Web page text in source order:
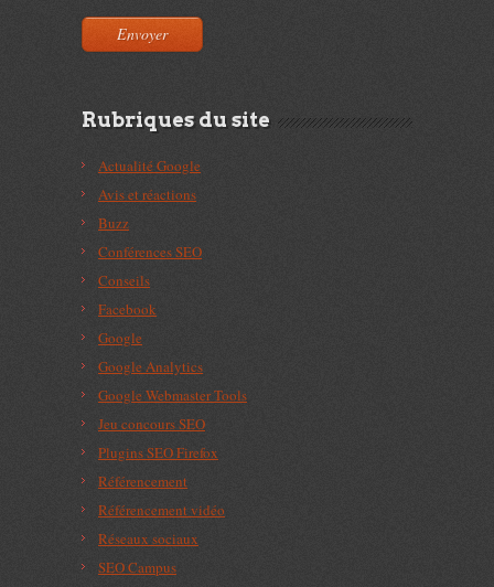
Rubriques du site
Actualité Google
Avis et réactions
Buzz
Conférences SEO
Conseils
Facebook
Google
Google Analytics
Google Webmaster Tools
Jeu concours SEO
Plugins SEO Firefox
Référencement
Référencement vidéo
Réseaux sociaux
SEO Campus